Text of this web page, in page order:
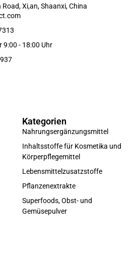
Kategorien
Nahrungsergänzungsmittel
Inhaltsstoffe für Kosmetika und
Körperpflegemittel
Lebensmittelzusatzstoffe
Pflanzenextrakte
Superfoods, Obst- und
Gemüsepulver
Xi,an, Shaanxi, China
9:00 - 18:00 Uhr